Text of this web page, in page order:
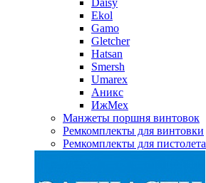
Daisy
Ekol
Gamo
Gletcher
Hatsan
Smersh
Umarex
Аникс
ИжМех
Манжеты поршня винтовок
Ремкомплекты для винтовки
Ремкомплекты для пистолета